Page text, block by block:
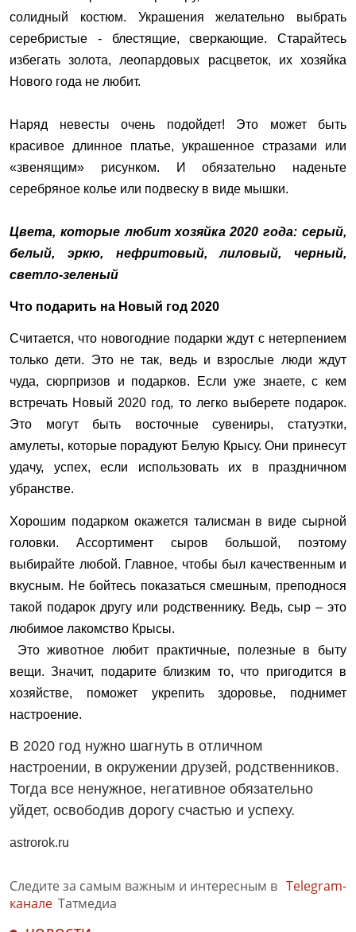
солидный костюм. Украшения желательно выбрать
серебристые - блестящие, сверкающие. Старайтесь
избегать золота, леопардовых расцветок, их хозяйка
Нового года не любит.
Наряд невесты очень подойдет! Это может быть
красивое длинное платье, украшенное стразами или
«звенящим» рисунком. И обязательно наденьте
серебряное колье или подвеску в виде мышки.
Цвета, которые любит хозяйка 2020 года: серый,
белый, эркю, нефритовый, лиловый, черный,
светло-зеленый
Что подарить на Новый год 2020
Считается, что новогодние подарки ждут с нетерпением
только дети. Это не так, ведь и взрослые люди ждут
чуда, сюрпризов и подарков. Если уже знаете, с кем
встречать Новый 2020 год, то легко выберете подарок.
Это могут быть восточные сувениры, статуэтки,
амулеты, которые порадуют Белую Крысу. Они принесут
удачу, успех, если использовать их в праздничном
убранстве.
Хорошим подарком окажется талисман в виде сырной
головки. Ассортимент сыров большой, поэтому
выбирайте любой. Главное, чтобы был качественным и
вкусным. Не бойтесь показаться смешным, преподнося
такой подарок другу или родственнику. Ведь, сыр – это
любимое лакомство Крысы.
Это животное любит практичные, полезные в быту
вещи. Значит, подарите близким то, что пригодится в
хозяйстве, поможет укрепить здоровье, поднимет
настроение.
В 2020 год нужно шагнуть в отличном
настроении, в окружении друзей, родственников.
Тогда все ненужное, негативное обязательно
уйдет, освободив дорогу счастью и успеху.
astrorok.ru
Следите за самым важным и интересным в Telegram-
канале Татмедиа